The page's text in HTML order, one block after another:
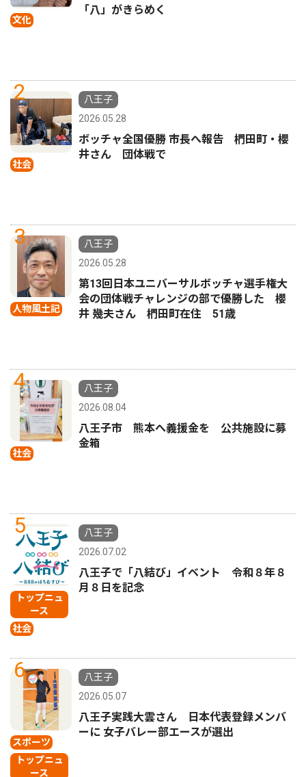
文化
「八」がきらめく
2
社会
八王子
2026.05.28
ボッチャ全国優勝 市長へ報告 椚田町・櫻
井さん 団体戦で
3
人物風土記
八王子
2026.05.28
第13回日本ユニバーサルボッチャ選手権大
会の団体戦チャレンジの部で優勝した 櫻
井 幾夫さん 椚田町在住 51歳
4
社会
八王子
2026.08.04
八王子市 熊本へ義援金を 公共施設に募
金箱
5
トップニュ
ース
社会
八王子
2026.07.02
八王子で「八結び」イベント 令和８年８
月８日を記念
6
スポーツ
トップニュ
ース
八王子
2026.05.07
八王子実践大雲さん 日本代表登録メンバ
ーに 女子バレー部エースが選出